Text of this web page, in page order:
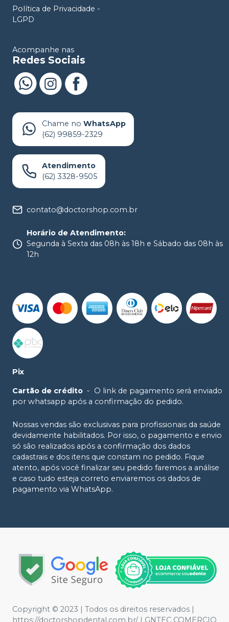
Política de Privacidade -
LGPD
Acompanhe nas
Redes Sociais
Chame no WhatsApp
(62) 99859-2329
Atendimento
(62) 3328-9505
contato@doctorshop.com.br
Horário de Atendimento:
Segunda à Sexta das 08h às 18h e Sábado das 08h às
12h
Pix
Cartão de crédito - O link de pagamento será enviado
por whatsapp após a confirmação do pedido.
Nossas vendas são exclusivas para profissionais da saúde
devidamente habilitados. Por isso, o pagamento e envio
só são realizados após a confirmação dos dados
cadastrais e dos itens que constam no pedido. Fique
atento, após você finalizar seu pedido faremos a análise
e caso tudo esteja correto enviaremos os dados de
pagamento via WhatsApp.
Copyright © 2023 | Todos os direitos reservados |
https://doctorshopdental.com.br/ | GNTEC COMERCIO